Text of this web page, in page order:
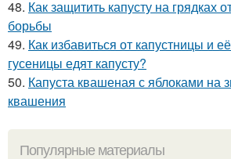
48. Как защитить капусту на грядках
борьбы
49. Как избавиться от капустницы и
гусеницы едят капусту?
50. Капуста квашеная с яблоками на
квашения
Популярные материалы